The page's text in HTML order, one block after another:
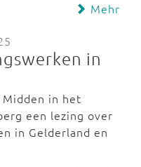
Mehr
in
in het
een lezing over
in Gelderland en